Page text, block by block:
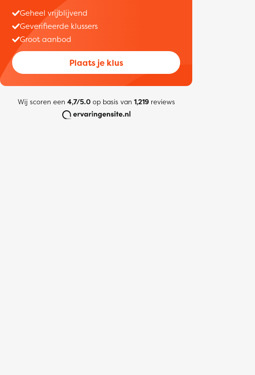
Geheel vrijblijvend
Geverifieerde klussers
Groot aanbod
Plaats je klus
Wij scoren een 4,7/5.0op basis van 1,219reviews